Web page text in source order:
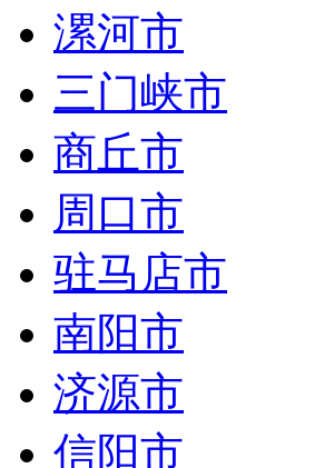
漯河市
三门峡市
商丘市
周口市
驻马店市
南阳市
济源市
信阳市